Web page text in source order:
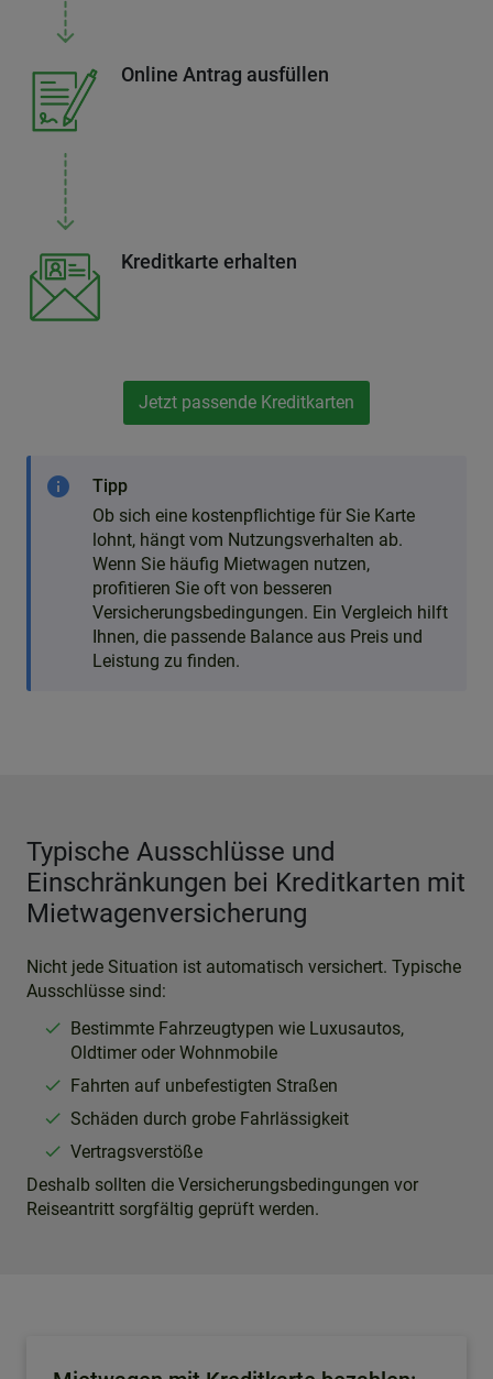
Online Antrag ausfüllen
Kreditkarte erhalten
Jetzt passende Kreditkarten
info
Tipp
Ob sich eine kostenpflichtige für Sie Karte
lohnt, hängt vom Nutzungsverhalten ab.
Wenn Sie häufig Mietwagen nutzen,
profitieren Sie oft von besseren
Versicherungsbedingungen. Ein Vergleich hilft
Ihnen, die passende Balance aus Preis und
Leistung zu finden.
Typische Ausschlüsse und
Einschränkungen bei Kreditkarten mit
Mietwagenversicherung
Nicht jede Situation ist automatisch versichert. Typische
Ausschlüsse sind:
Bestimmte Fahrzeugtypen wie Luxusautos,
Oldtimer oder Wohnmobile
Fahrten auf unbefestigten Straßen
Schäden durch grobe Fahrlässigkeit
Vertragsverstöße
Deshalb sollten die Versicherungsbedingungen vor
Reiseantritt sorgfältig geprüft werden.